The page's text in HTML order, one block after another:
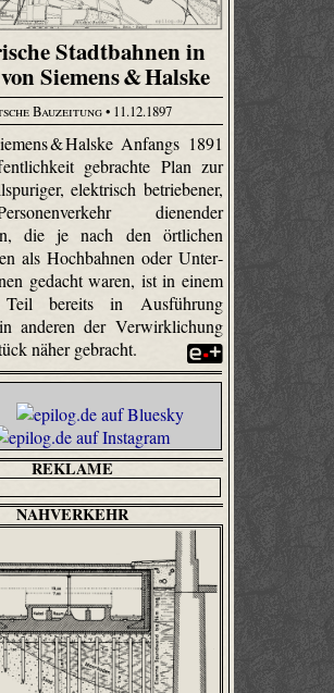
Stadtbahnen in
Siemens & Halske
Bauzeitung• 11.12.1897
& Halske Anfangs 1891
gebrachte Plan zur
elektrisch betriebener,
dienender
die je nach den örtlichen
als Hochbahnen oder Unter­
gedacht waren, ist in einem
Teil bereits in Ausführung
anderen der Verwirklichung
näher gebracht.
REKLAME
NAHVERKEHR